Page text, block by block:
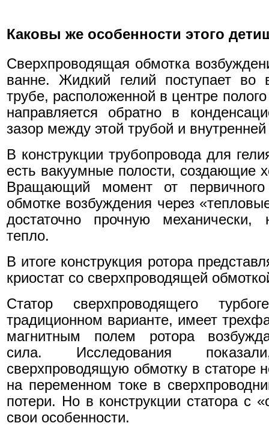
Каковы же особенности этого
Сверхпроводящая обмотка
ванне. Жидкий гелий поступает
трубе, расположенной в центре
направляется обратно в
зазор между этой трубой и
В конструкции трубопровода для
есть вакуумные полости, создающие
Вращающий момент от первичного
обмотке возбуждения через
достаточно прочную
тепло.
В итоге конструкция ротора
криостат со сверхпроводящей
Статор сверхпроводящего
традиционном варианте, имеет
магнитным полем ротора
сила. Исследования
сверхпроводящую обмотку в статоре
на переменном токе в
потери. Но в конструкции статора с
свои особенности.